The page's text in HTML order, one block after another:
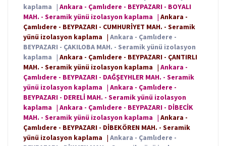
kaplama | Ankara - Çamlıdere - BEYPAZARI - BOYALI
MAH. - Seramik yünü izolasyon kaplama | Ankara -
Çamlıdere - BEYPAZARI - CUMHURİYET MAH. - Seramik
yünü izolasyon kaplama | Ankara - Çamlıdere -
BEYPAZARI - ÇAKILOBA MAH. - Seramik yünü izolasyon
kaplama | Ankara - Çamlıdere - BEYPAZARI - ÇANTIRLI
MAH. - Seramik yünü izolasyon kaplama | Ankara -
Çamlıdere - BEYPAZARI - DAĞŞEYHLER MAH. - Seramik
yünü izolasyon kaplama | Ankara - Çamlıdere -
BEYPAZARI - DERELİ MAH. - Seramik yünü izolasyon
kaplama | Ankara - Çamlıdere - BEYPAZARI - DİBECİK
MAH. - Seramik yünü izolasyon kaplama | Ankara -
Çamlıdere - BEYPAZARI - DİBEKÖREN MAH. - Seramik
yünü izolasyon kaplama | Ankara - Çamlıdere -